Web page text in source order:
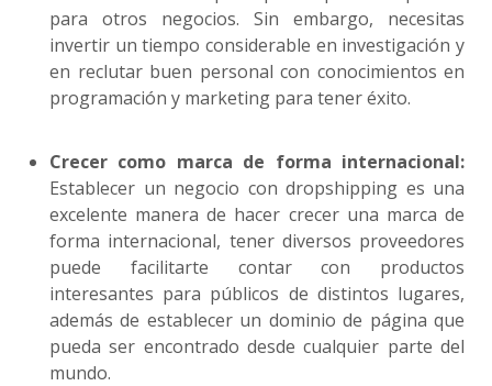
para otros negocios. Sin embargo, necesitas
invertir un tiempo considerable en investigación y
en reclutar buen personal con conocimientos en
programación y marketing para tener éxito.
Crecer como marca de forma internacional:
Establecer un negocio con dropshipping es una
excelente manera de hacer crecer una marca de
forma internacional, tener diversos proveedores
puede facilitarte contar con productos
interesantes para públicos de distintos lugares,
además de establecer un dominio de página que
pueda ser encontrado desde cualquier parte del
mundo.